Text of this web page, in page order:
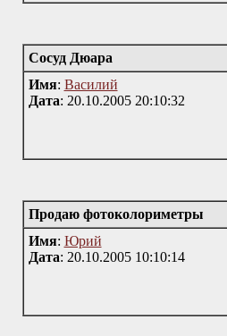
Сосуд Дюара
Имя: Василий
Дата: 20.10.2005 20:10:32
Продаю фотоколориметры
Имя: Юрий
Дата: 20.10.2005 10:10:14